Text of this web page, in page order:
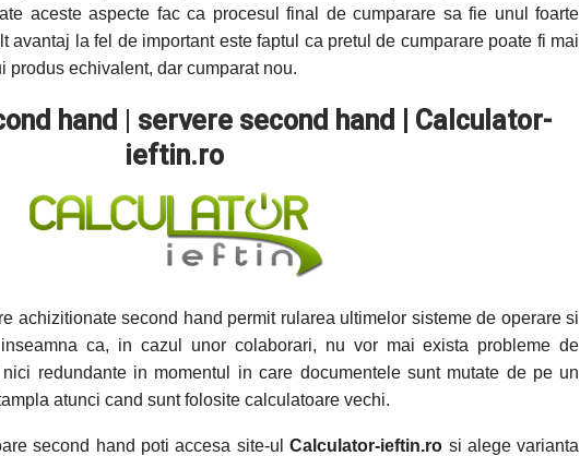
aceste aspecte fac ca procesul final de cumparare sa fie unul foarte
avantaj la fel de important este faptul ca pretul de cumparare poate fi mai
produs echivalent, dar cumparat nou.
hand
servere second hand | Calculator-
ieftin.ro
achizitionate second hand permit rularea ultimelor sisteme de operare si
ca, in cazul unor colaborari, nu vor mai exista probleme de
redundante in momentul in care documentele sunt mutate de pe un
atunci cand sunt folosite calculatoare vechi.
second hand poti accesa site-ulCalculator-ieftin.ro si alege varianta